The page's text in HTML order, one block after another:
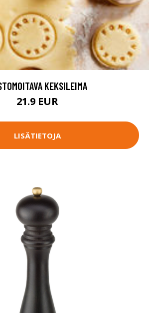
KEKSILEIMA
21.9 EUR
LISÄTIETOJA